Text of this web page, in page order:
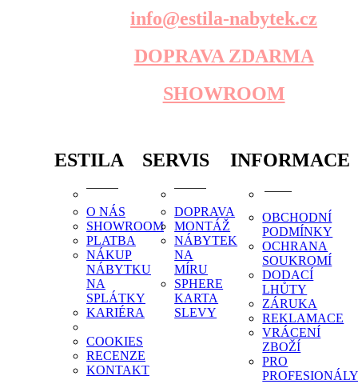
info@estila-nabytek.cz
DOPRAVA ZDARMA
SHOWROOM
ESTILA
O NÁS
SHOWROOM
PLATBA
NÁKUP
NÁBYTKU
NA
SPLÁTKY
KARIÉRA
COOKIES
RECENZE
KONTAKT
SERVIS
DOPRAVA
MONTÁŽ
NÁBYTEK
NA
MÍRU
SPHERE
KARTA
SLEVY
INFORMACE
OBCHODNÍ
PODMÍNKY
OCHRANA
SOUKROMÍ
DODACÍ
LHŮTY
ZÁRUKA
REKLAMACE
VRÁCENÍ
ZBOŽÍ
PRO